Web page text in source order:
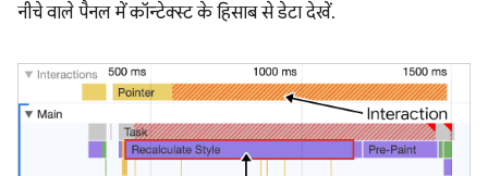
नीचे वाले पैनल में कॉन्टेक्स्ट के हिसाब से डेटा देखें.